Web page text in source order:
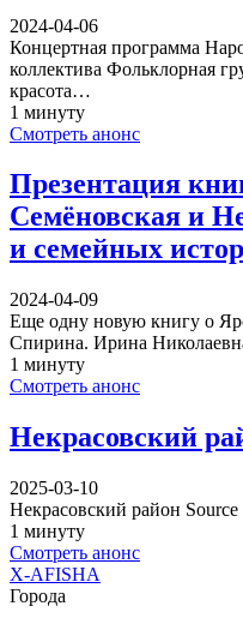
2024-04-06
Концертная программа
коллектива Фольклорная
красота…
1 минуту
Смотреть анонс
Презентация
Семёновская и
и семейных
2024-04-09
Еще одну новую книгу о
Спирина. Ирина
1 минуту
Смотреть анонс
Некрасовский
2025-03-10
Некрасовский район
1 минуту
Смотреть анонс
X-AFISHA
Города